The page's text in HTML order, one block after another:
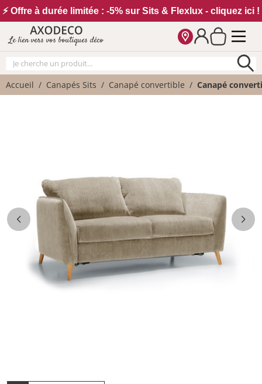
⚡ Offre à durée limitée : -5% sur Sits & Flexlux - cliquez ici !
Le lien vers vos boutiques déco
Accueil Canapés Sits Canapé convertible Canapé
Vos paramètres cookies